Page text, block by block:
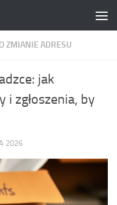
ZMIANIE ADRESU
jak
zgłoszenia, by
2026